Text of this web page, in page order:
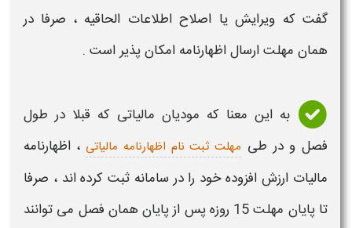
گفت که ویرایش یا اصلاح اطلاعات الحاقیه ، صرفا در
همان مهلت ارسال اظهارنامه امکان پذیر است .
به این معنا که مودیان مالیاتی که قبلا در طول
فصل و در طی مهلت ثبت نام اظهارنامه مالیاتی ، اظهارنامه
مالیات ارزش افزودهخود را در سامانه ثبت کرده اند ، صرفا
تا پایان مهلت 15 روزه پس از پایان همان فصل می توانند